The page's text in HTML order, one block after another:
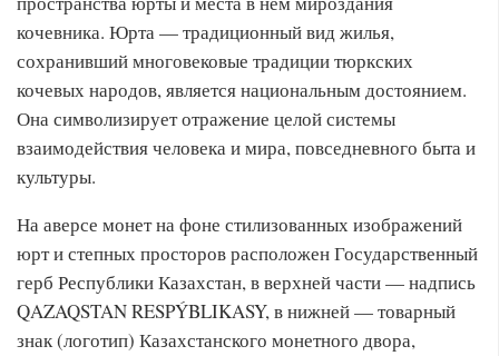
кочевника. Юрта — традиционный вид жилья,
сохранивший многовековые традиции тюркских
кочевых народов, является национальным достоянием.
Она символизирует отражение целой системы
взаимодействия человека и мира, повседневного быта и
культуры.
На аверсе монет на фоне стилизованных изображений
юрт и степных просторов расположен Государственный
герб Республики Казахстан, в верхней части — надпись
QAZAQSTAN RESPÝBLIKASY, в нижней — товарный
знак (логотип) Казахстанского монетного двора,